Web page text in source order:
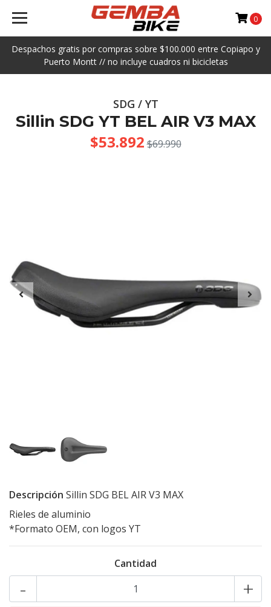
Despachos gratis por compras sobre $100.000 entre Copiapo y
Puerto Montt // no incluye cuadros ni bicicletas
0
SDG / YT
Sillin SDG YT BEL AIR V3 MAX
$53.892 $69.990
Descripción Sillin SDG BEL AIR V3 MAX
Rieles de aluminio
*Formato OEM, con logos YT
Cantidad
+
-